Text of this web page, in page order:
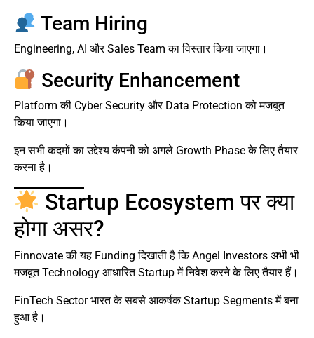
Team Hiring
Engineering, AI और Sales Team का विस्तार किया जाएगा।
Security Enhancement
Platform की Cyber Security और Data Protection को मजबूत
किया जाएगा।
इन सभी कदमों का उद्देश्य कंपनी को अगले Growth Phase के लिए तैयार
करना है।
Startup Ecosystem पर क्या
होगा असर?
Finnovate की यह Funding दिखाती है कि Angel Investors अभी भी
मजबूत Technology आधारित Startup में निवेश करने के लिए तैयार हैं।
FinTech Sector भारत के सबसे आकर्षक Startup Segments में बना
हुआ है।